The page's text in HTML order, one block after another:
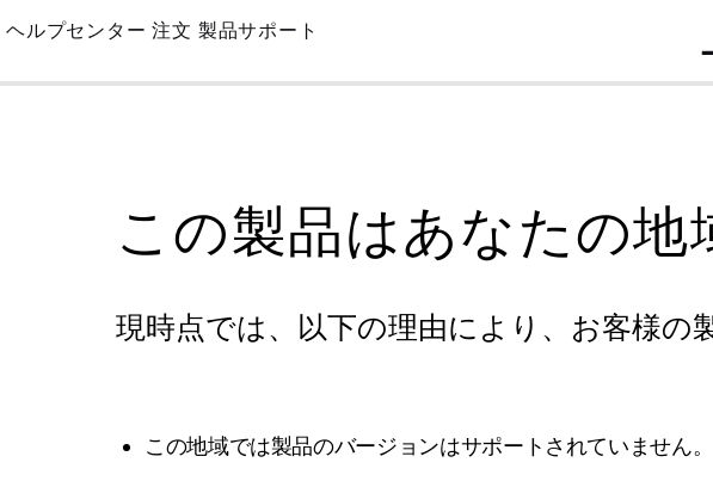
Skip
Main
ヘルプセンター 注文 製品サポート
この製品はあなたの
現時点では、以下の理由により、お客様の
この地域では製品のバージョンはサポートされていません。